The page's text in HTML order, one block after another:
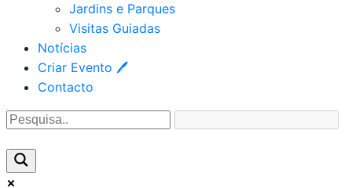
Jardins e Parques
Visitas Guiadas
Notícias
Criar Evento 🖊
Contacto